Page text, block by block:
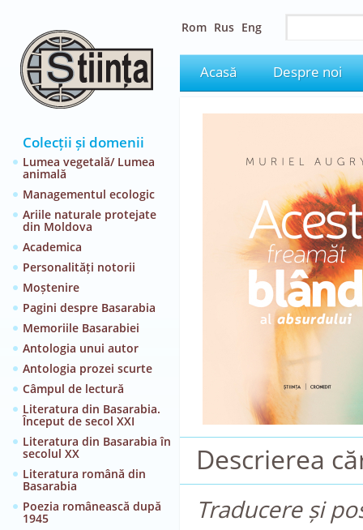
Colecții și domenii
Lumea vegetală/ Lumea
animală
Managementul ecologic
Ariile naturale protejate
din Moldova
Academica
Personalități notorii
Moștenire
Pagini despre Basarabia
Memoriile Basarabiei
Antologia unui autor
Antologia prozei scurte
Câmpul de lectură
Literatura din Basarabia.
Început de secol XXI
Literatura din Basarabia în
secolul XX
Literatura română din
Basarabia
Poezia românească după
1945
Rom Rus Eng
Acasă Despre noi
Descrierea
Traducere și